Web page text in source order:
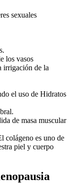
sexuales
los vasos
irrigación de la
el uso de Hidratos
de masa muscular
colágeno es uno de
piel y cuerpo